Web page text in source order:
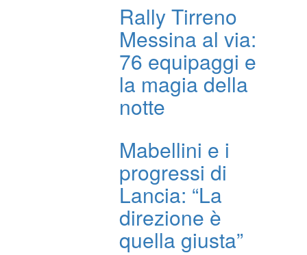
Rally Tirreno
Messina al via:
76 equipaggi e
la magia della
notte
Mabellini e i
progressi di
Lancia: “La
direzione è
quella giusta”